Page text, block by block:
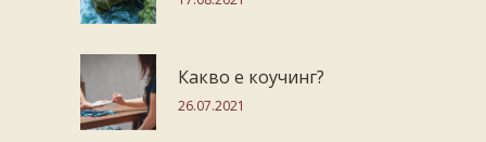
Какво е коучинг?
26.07.2021